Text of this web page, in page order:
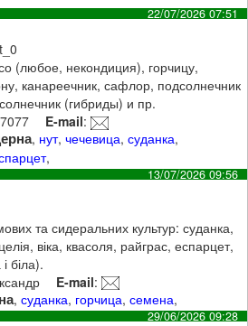
22/07/2026 07:51
(любое, некондиция), горчицу,
канареечник, сафлор, подсолнечник
(гибриды) и пр.
E-mail:
, нут,чечевица,суданка,
,
13/07/2026 09:56
та сидеральних культур: суданка,
віка, квасоля, райграс, еспарцет,
біла).
E-mail:
,суданка, горчица,семена,
29/06/2026 09:28